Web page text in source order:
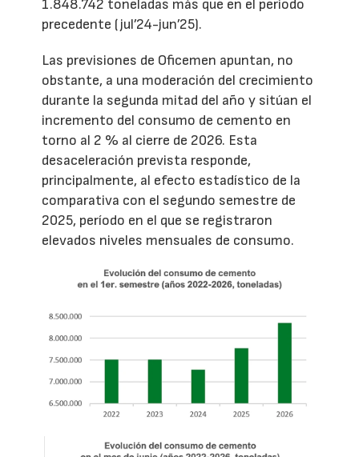
1.848.742 toneladas más que en el período
precedente (jul’24-jun’25).
Las previsiones de Oficemen apuntan, no
obstante, a una moderación del crecimiento
durante la segunda mitad del año y sitúan el
incremento del consumo de cemento en
torno al 2 % al cierre de 2026. Esta
desaceleración prevista responde,
principalmente, al efecto estadístico de la
comparativa con el segundo semestre de
2025, período en el que se registraron
elevados niveles mensuales de consumo.